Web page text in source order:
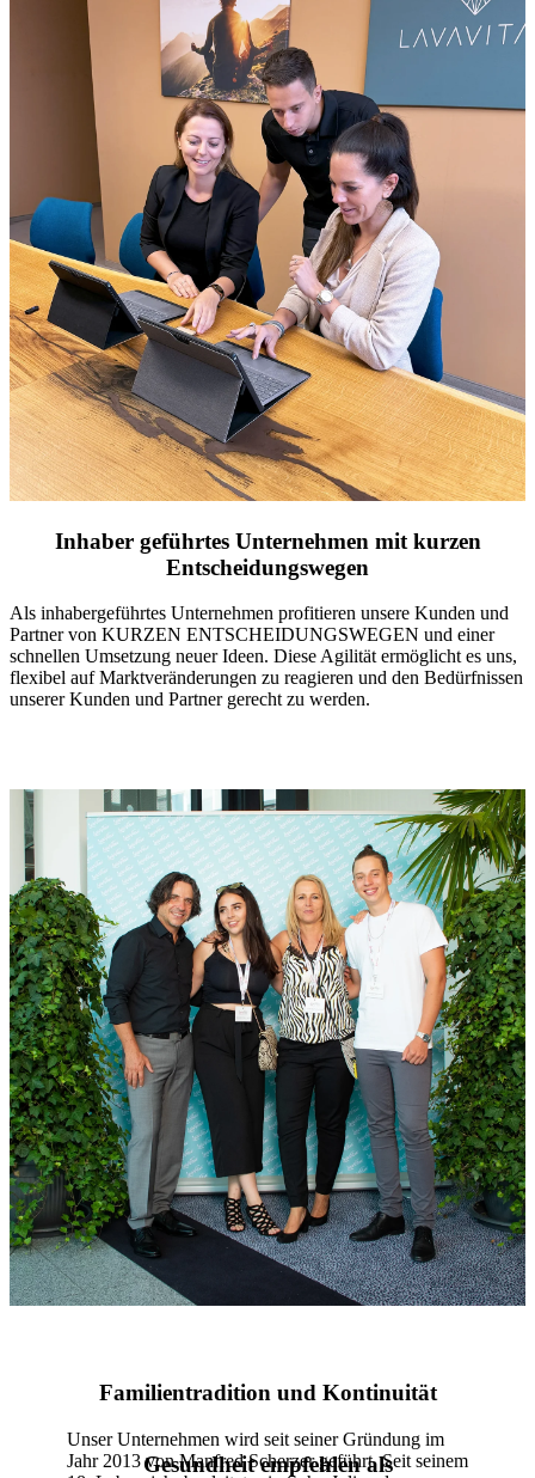
Inhaber geführtes Unternehmen mit kurzen
Entscheidungswegen
Als inhabergeführtes Unternehmen profitieren unsere Kunden und
Partner von KURZEN ENTSCHEIDUNGSWEGEN und einer
schnellen Umsetzung neuer Ideen. Diese Agilität ermöglicht es uns,
flexibel auf Marktveränderungen zu reagieren und den Bedürfnissen
unserer Kunden und Partner gerecht zu werden.
Familientradition und Kontinuität
Unser Unternehmen wird seit seiner Gründung im
Jahr 2013 von Manfred Scherzer geführt. Seit seinem
Gesundheit empfehlen als